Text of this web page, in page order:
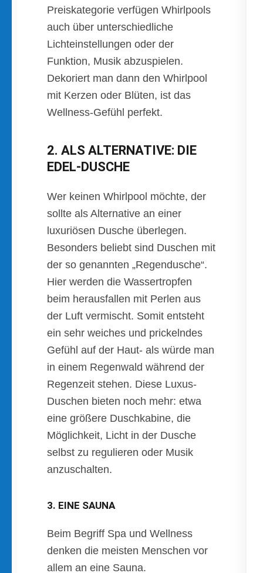
Preiskategorie verfügen Whirlpools
auch über unterschiedliche
Lichteinstellungen oder der
Funktion, Musik abzuspielen.
Dekoriert man dann den Whirlpool
mit Kerzen oder Blüten, ist das
Wellness-Gefühl perfekt.
2. ALS ALTERNATIVE: DIE
EDEL-DUSCHE
Wer keinen Whirlpool möchte, der
sollte als Alternative an einer
luxuriösen Dusche überlegen.
Besonders beliebt sind Duschen mit
der so genannten „Regendusche“.
Hier werden die Wassertropfen
beim herausfallen mit Perlen aus
der Luft vermischt. Somit entsteht
ein sehr weiches und prickelndes
Gefühl auf der Haut- als würde man
in einem Regenwald während der
Regenzeit stehen. Diese Luxus-
Duschen bieten noch mehr: etwa
eine größere Duschkabine, die
Möglichkeit, Licht in der Dusche
selbst zu regulieren oder Musik
anzuschalten.
3. EINE SAUNA
Beim Begriff Spa und Wellness
denken die meisten Menschen vor
allem an eine Sauna.